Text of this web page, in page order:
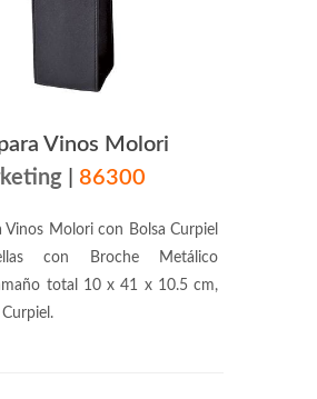
Vinos Molori
86300
Vinos Molori con Bolsa Curpiel
con Broche Metálico
total 10 x 41 x 10.5 cm,